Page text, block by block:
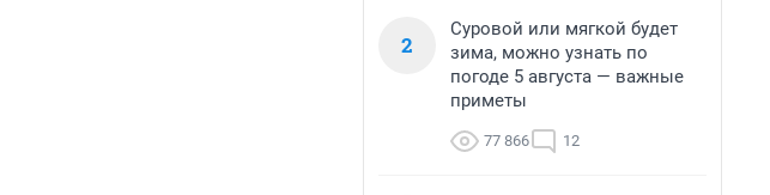
2
Суровой или мягкой будет
зима, можно узнать по
погоде 5 августа — важные
приметы
77 866 12